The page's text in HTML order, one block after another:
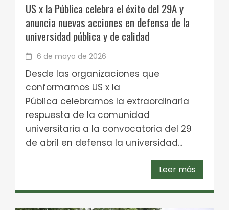
US x la Pública celebra el éxito del 29A y
anuncia nuevas acciones en defensa de la
universidad pública y de calidad
6 de mayo de 2026
Desde las organizaciones que
conformamos US x la
Pública celebramos la extraordinaria
respuesta de la comunidad
universitaria a la convocatoria del 29
de abril en defensa la universidad...
Leer más